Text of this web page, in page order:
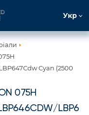
Укр
Cyan (2500
075H
LBP6